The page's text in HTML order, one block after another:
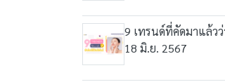
9 เทรนด์ที่คัดมาแล้วว่
18 มิ.ย. 2567